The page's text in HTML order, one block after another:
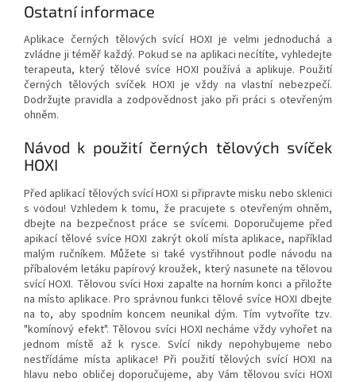
Ostatní informace
Aplikace černých tělových svící HOXI je velmi jednoduchá a
zvládne ji téměř každý. Pokud se na aplikaci necítíte, vyhledejte
terapeuta, který tělové svíce HOXI používá a aplikuje. Použití
černých tělových svíček HOXI je vždy na vlastní nebezpečí.
Dodržujte pravidla a zodpovědnost jako při práci s otevřeným
ohněm.
Návod k použití černých tělových svíček
HOXI
Před aplikací tělových svící HOXI si připravte misku nebo sklenici
s vodou! Vzhledem k tomu, že pracujete s otevřeným ohněm,
dbejte na bezpečnost práce se svícemi. Doporučujeme před
apikací tělové svíce HOXI zakrýt okolí místa aplikace, například
malým ručníkem. Můžete si také vystřihnout podle návodu na
příbalovém letáku papírový kroužek, který nasunete na tělovou
svící HOXI. Tělovou svíci Hoxi zapalte na horním konci a přiložte
na místo aplikace. Pro správnou funkci tělové svíce HOXI dbejte
na to, aby spodním koncem neunikal dým. Tím vytvoříte tzv.
"komínový efekt". Tělovou svíci HOXI necháme vždy vyhořet na
jednom místě až k rysce. Svící nikdy nepohybujeme nebo
nestřídáme místa aplikace! Při použití tělových svící HOXI na
hlavu nebo obličej doporučujeme, aby Vám tělovou svíci HOXI